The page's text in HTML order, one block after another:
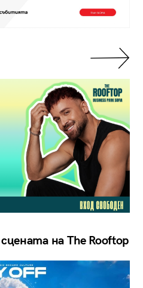
на The Rooftop